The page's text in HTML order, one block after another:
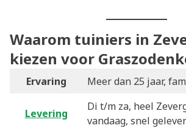
Waarom tuiniers in
kiezen voor
Ervaring Meer dan 25 jaar,
Levering
Di t/m za, heel
vandaag, snel